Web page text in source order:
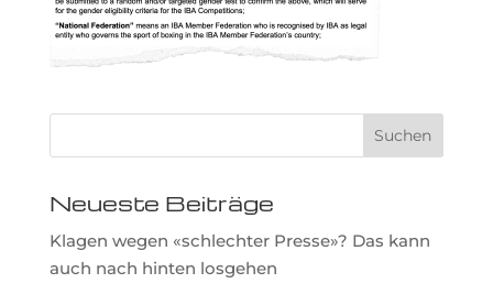
Neueste Beiträge
Klagen wegen «schlechter Presse»? Das kann
auch nach hinten losgehen